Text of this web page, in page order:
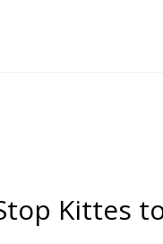
Kittes